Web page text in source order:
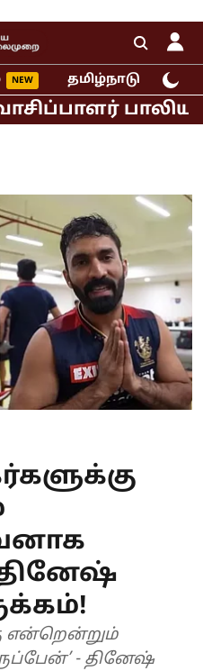
தமிழ்நாடு
பாலியல் புகார்!
தினேஷ்
என்றென்றும்
- தினேஷ்